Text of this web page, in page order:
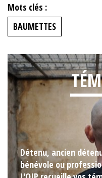
Mots clés :
BAUMETTES
Détenu, ancien
bénévole ou